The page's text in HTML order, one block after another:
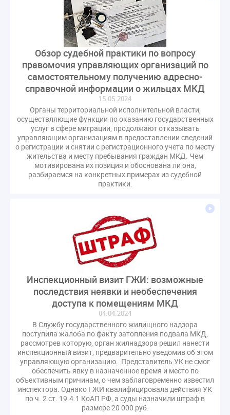
Обзор судебной практики по вопросу
правомочия управляющих организаций по
самостоятельному получению адресно-
справочной информации о жильцах МКД
15.05.2024
Органы территориальной исполнительной власти,
осуществляющие функции по оказанию государственных
услуг в сфере миграции, продолжают отказывать
управляющим организациям в предоставлении сведений
о регистрации и снятии с регистрационного учета по месту
жительства и месту пребывания граждан МКД. Чем
мотивирована их позиция и обоснована ли она,
разбираемся на конкретных примерах из судебной
практики.
Инспекционный визит ГЖИ: возможные
последствия неявки и необеспечения
доступа к помещениям МКД
04.04.2024
В Службу государственного жилищного надзора
поступила жалоба по факту затопления подвала МКД,
рассмотрев которую, орган жилнадзора решил нанести
инспекционный визит, предварительно уведомив об этом
управляющую организацию. Представитель УК не смог
обеспечить явку в назначенное время и место по
объективным причинам, о чем заблаговременно известил
инспектора. Однако ГЖИ квалифицировала действия УК
по ч. 2 ст. 19.4.1 КоАП РФ, а суды назначили штраф в
размере 20 000 руб.